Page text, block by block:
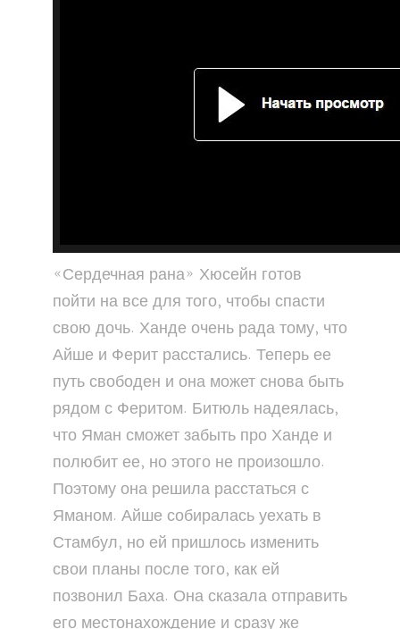
«Сердечная рана» Хюсейн готов
пойти на все для того, чтобы спасти
свою дочь. Ханде очень рада тому, что
Айше и Ферит расстались. Теперь ее
путь свободен и она может снова быть
рядом с Феритом. Битюль надеялась,
что Яман сможет забыть про Ханде и
полюбит ее, но этого не произошло.
Поэтому она решила расстаться с
Яманом. Айше собиралась уехать в
Стамбул, но ей пришлось изменить
свои планы после того, как ей
позвонил Баха. Она сказала отправить
его местонахождение и сразу же